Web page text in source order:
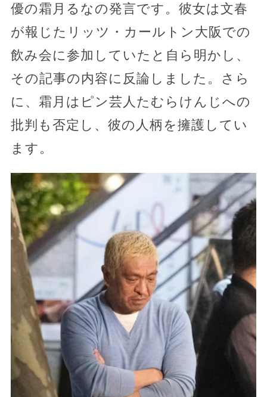
優の霜月るなの発言です。彼女は文春
が報じたリッツ・カールトン大阪での
飲み会に参加していたと自ら明かし、
その記事の内容に反論しました。さら
に、霜月はピン芸人たむらけんじへの
批判も否定し、彼の人柄を擁護してい
ます。